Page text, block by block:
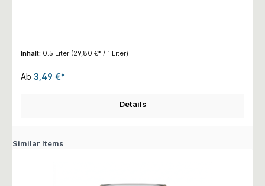
Inhalt: 0.5 Liter (29,80 €* / 1 Liter)
Ab 3,49 €*
Details
Similar Items